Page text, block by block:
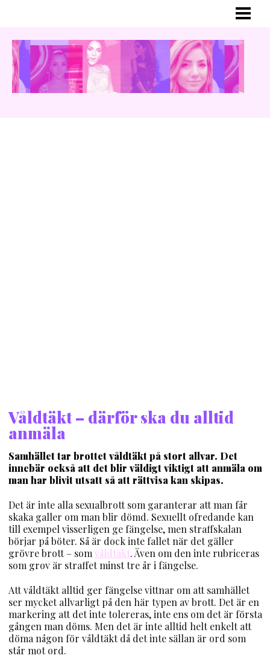
MER OM GINA
BLOGG
YOUTUBE
Våldtäkt – därför ska du alltid
anmäla
Samhället tar brottet våldtäkt på stort allvar. Det
innebär också att det blir väldigt viktigt att anmäla om
man har blivit utsatt så att rättvisa kan skipas.
Det är inte alla sexualbrott som garanterar att man får
skaka galler om man blir dömd. Sexuellt ofredande kan
till exempel visserligen ge fängelse, men straffskalan
börjar på böter. Så är dock inte fallet när det gäller
grövre brott – somvåldtäkt. Även om den inte rubriceras
som grov är straffet minst tre år i fängelse.
Att våldtäkt alltid ger fängelse vittnar om att samhället
ser mycket allvarligt på den här typen av brott. Det är en
markering att det inte tolereras, inte ens om det är första
gången man döms. Men det är inte alltid helt enkelt att
döma någon för våldtäkt då det inte sällan är ord som
står mot ord.